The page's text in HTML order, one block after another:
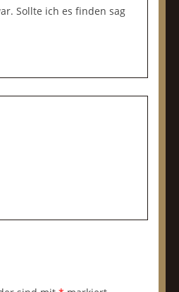
Sollte ich es finden sag